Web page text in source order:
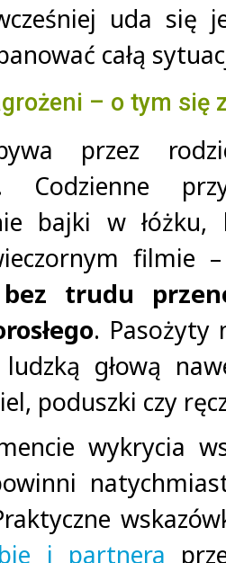
uda się
całą
– o tym się
przez
Codzienne
bajki w łóżku,
filmie
trudu
. Pasożyty
ludzką głową
poduszki czy
wykrycia
i partnera